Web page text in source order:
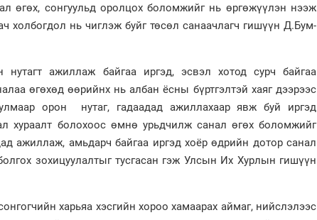
өгөх, сонгуульд оролцох боломжийг нь өргөжүүлэн нээж
холбогдол нь чиглэж буйг төсөл санаачлагч гишүүн Д.Бум-
ажиллаж байгаа иргэд, эсвэл хотод сурч байгаа
өгөхөд өөрийнх нь албан ёсны бүртгэлтэй хаяг дээрээс
орон нутаг, гадаадад ажиллахаар явж буй иргэд
хураалт болохоос өмнө урьдчилж санал өгөх боломжийг
ажиллаж, амьдарч байгаа иргэд хоёр өдрийн дотор санал
зохицуулалтыг тусгасан гэж Улсын Их Хурлын гишүүн
харьяа хэсгийн хороо хамаарах аймаг, нийслэлээс